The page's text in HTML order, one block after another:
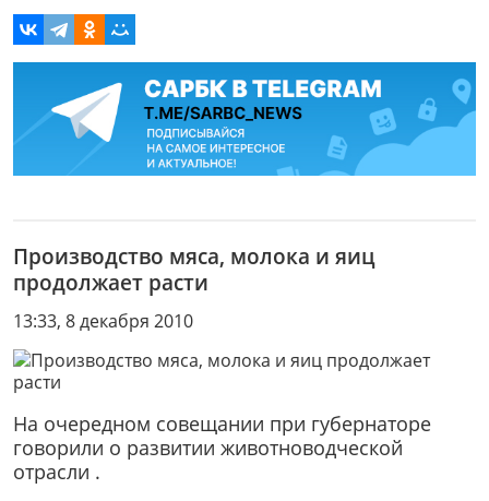
Производство мяса, молока и яиц
продолжает расти
13:33, 8 декабря 2010
На очередном совещании при губернаторе
говорили о развитии животноводческой
отрасли .